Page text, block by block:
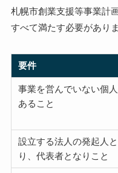
札幌市創業支援等事業計
すべて満たす必要がありま
要件
事業を営んでいない個
あること
設立する法人の発起人
り、代表者となりこと